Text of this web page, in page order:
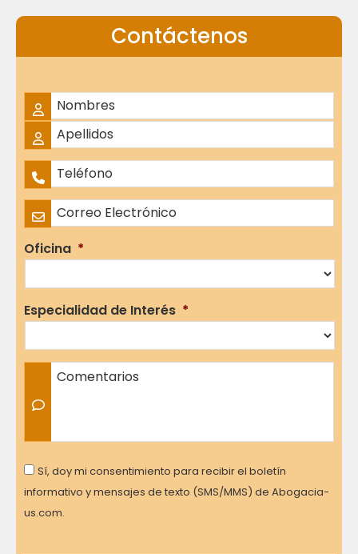
Contáctenos
Nombre Completo
Nombres
Apellidos
Teléfono *
Correo Electrónico *
Oficina *
Especialidad de Interés *
Comentarios
Consent
Sí, doy mi consentimiento para recibir el boletín
informativo y mensajes de texto (SMS/MMS) de Abogacia-
us.com.